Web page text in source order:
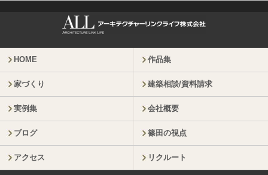
HOME 作品集
家づくり 建築相談/資料請求
実例集 会社概要
ブログ 篠田の視点
アクセス リクルート